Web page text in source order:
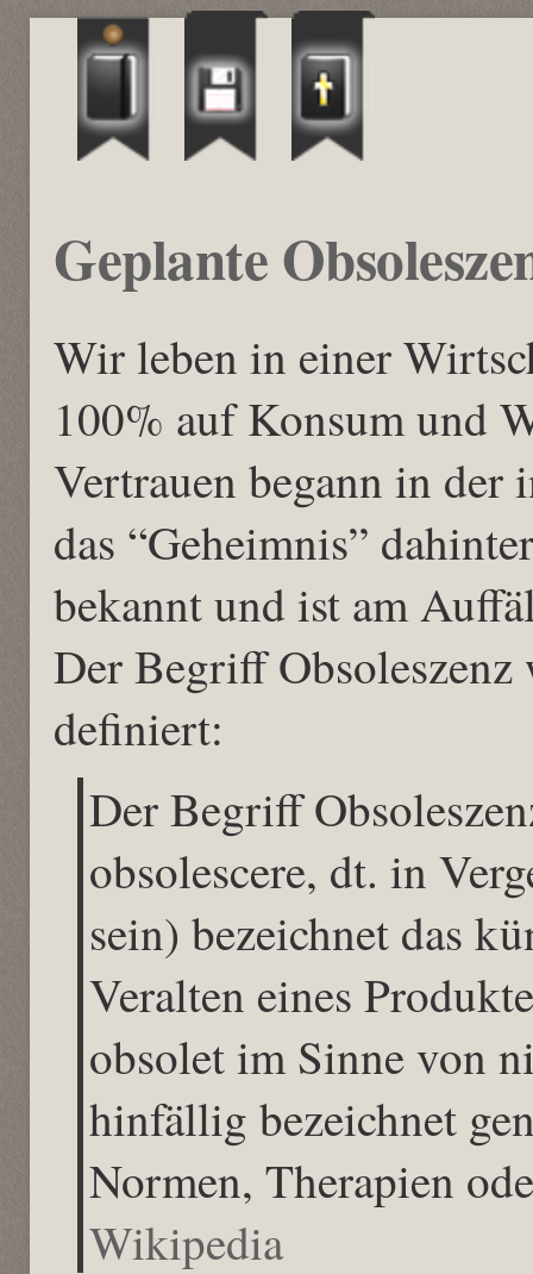
Geplante
Wir leben in einer
100% auf Konsum und
Vertrauen begann in
das “Geheimnis”
bekannt und ist am
Der Begriff
definiert:
Der Begriff
obsolescere, dt. in
sein) bezeichnet das
Veralten eines
obsolet im Sinne von
hinfällig bezeichnet
Normen, Therapien
Wikipedia